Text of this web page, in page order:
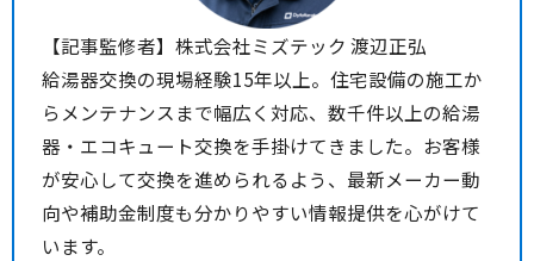
【記事監修者】株式会社ミズテック 渡辺正弘
給湯器交換の現場経験15年以上。住宅設備の施工か
らメンテナンスまで幅広く対応、数千件以上の給湯
器・エコキュート交換を手掛けてきました。お客様
が安心して交換を進められるよう、最新メーカー動
向や補助金制度も分かりやすい情報提供を心がけて
います。